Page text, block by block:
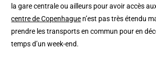
la gare centrale ou ailleurs pour avoir accès
centre de Copenhague n’est pas très étendu
prendre les transports en commun pour en
temps d’un week-end.